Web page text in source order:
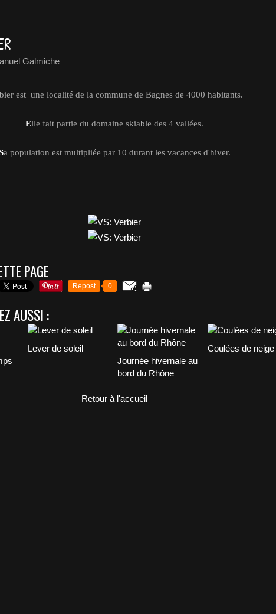
Galmiche
est une localité de la commune de Bagnes de 4000 habitants.
Elle fait partie du domaine skiable des 4 vallées.
a population est multipliée par 10 durant les vacances d'hiver.
PAGE
Repost 0
AUSSI :
Lever de soleil
Journée hivernale au
bord du Rhône
Coulées de neige
Retour à l'accueil